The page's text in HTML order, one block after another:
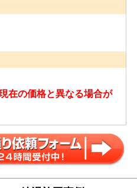
在の価格と異なる場合が